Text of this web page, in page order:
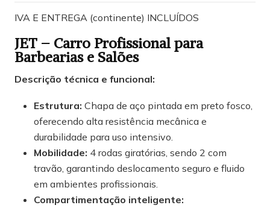
IVA E ENTREGA (continente) INCLUÍDOS
JET – Carro Profissional para
Barbearias e Salões
Descrição técnica e funcional:
Estrutura: Chapa de aço pintada em preto fosco,
oferecendo alta resistência mecânica e
durabilidade para uso intensivo.
Mobilidade: 4 rodas giratórias, sendo 2 com
travão, garantindo deslocamento seguro e fluido
em ambientes profissionais.
Compartimentação inteligente: